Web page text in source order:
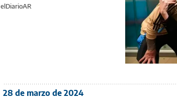
elDiarioAR
28 de marzo de 2024